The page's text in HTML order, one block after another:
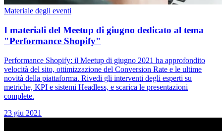
Materiale degli eventi
I materiali del Meetup di giugno dedicato al tema
"Performance Shopify"
Performance Shopify: il Meetup di giugno 2021 ha approfondito
velocità del sito, ottimizzazione del Conversion Rate e le ultime
novità della piattaforma. Rivedi gli interventi degli esperti su
metriche, KPI e sistemi Headless, e scarica le presentazioni
complete.
23 giu 2021